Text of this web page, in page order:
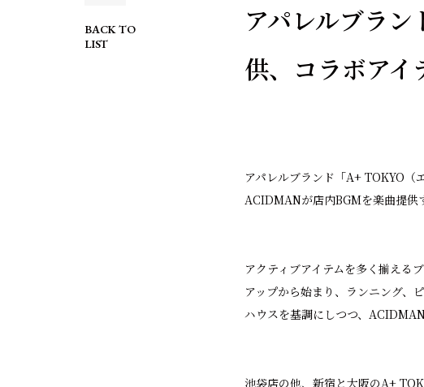
BACK TO
LIST
アパレルブラ
供、コラボアイ
アパレルブランド「A+ TOKYO（
ACIDMANが店内BGMを楽曲提供
アクティブアイテムを多く揃える
アップから始まり、ランニング、
ハウスを基調にしつつ、
池袋店の他、新宿と大阪のA+